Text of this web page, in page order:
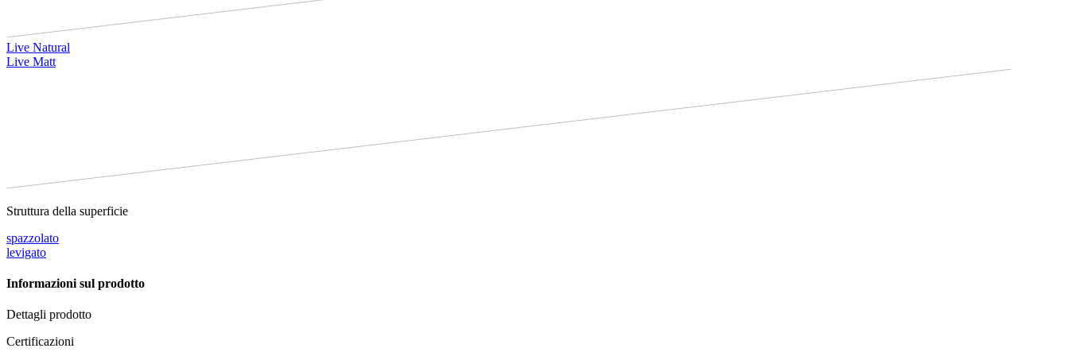
Live Natural
Live Matt
Struttura della superficie
spazzolato
levigato
Informazioni sul prodotto
Dettagli prodotto
Certificazioni